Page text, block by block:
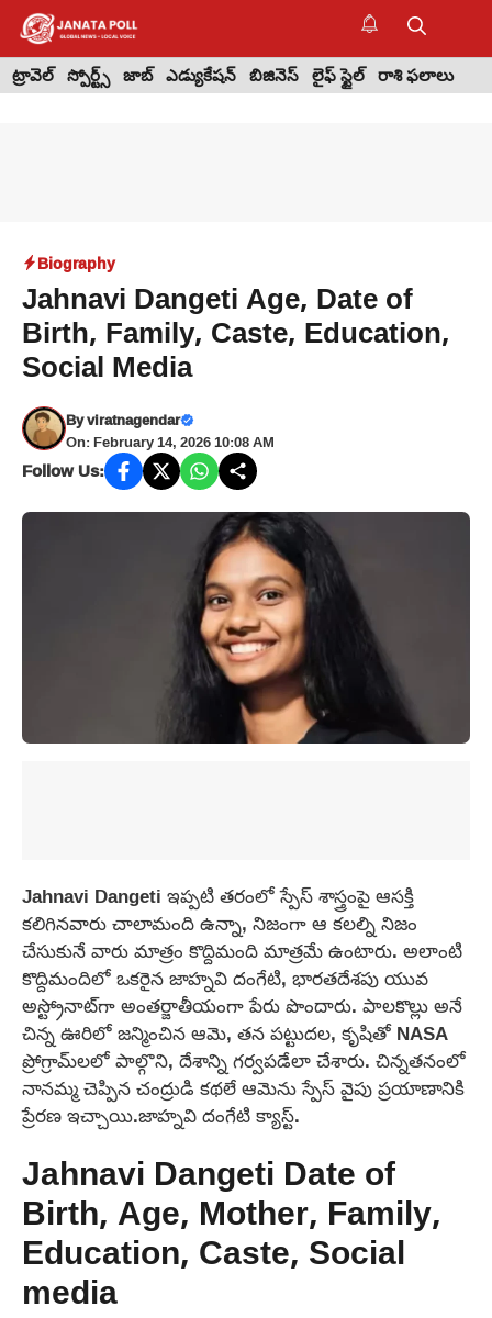
Skip
content
ట్రావెల్ స్పోర్ట్స్ జాబ్ ఎడ్యుకేషన్ బిజినెస్ లైఫ్ స్టైల్ రాశి ఫలాలు
Biography
Jahnavi Dangeti Age, Date of
Birth, Family, Caste, Education,
Social Media
Byviratnagendar
On: February 14, 2026 10:08 AM
Follow Us:
Jahnavi Dangeti ఇప్పటి తరంలో స్పేస్ శాస్త్రంపై ఆసక్తి
కలిగినవారు చాలామంది ఉన్నా, నిజంగా ఆ కలల్ని నిజం
చేసుకునే వారు మాత్రం కొద్దిమంది మాత్రమే ఉంటారు. అలాంటి
కొద్దిమందిలో ఒకరైన జాహ్నవి దంగేటి, భారతదేశపు యువ
అస్ట్రోనాట్‌గా అంతర్జాతీయంగా పేరు పొందారు. పాలకొల్లు అనే
చిన్న ఊరిలో జన్మించిన ఆమె, తన పట్టుదల, కృషితో NASA
ప్రోగ్రామ్‌లలో పాల్గొని, దేశాన్ని గర్వపడేలా చేశారు. చిన్నతనంలో
నానమ్మ చెప్పిన చంద్రుడి కథలే ఆమెను స్పేస్ వైపు ప్రయాణానికి
ప్రేరణ ఇచ్చాయి.జాహ్నవి దంగేటి క్యాస్ట్.
Jahnavi Dangeti Date of
Birth, Age, Mother, Family,
Education, Caste, Social
media